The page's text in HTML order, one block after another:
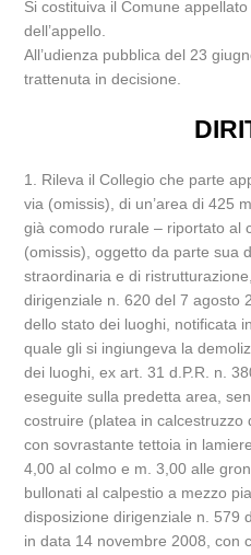
Si costituiva il Comune
dell’appello.
All’udienza pubblica del 23
trattenuta in decisione.
1. Rileva il Collegio che parte
via (omissis), di un’area di 425
già comodo rurale – riportato al
(omissis), oggetto da parte sua
straordinaria e di
dirigenziale n. 620 del 7 agosto
dello stato dei luoghi, notificata
quale gli si ingiungeva la
dei luoghi, ex art. 31 d.P.R. n.
eseguite sulla predetta area,
costruire (platea in
con sovrastante tettoia in
4,00 al colmo e m. 3,00 alle
bullonati al calpestio a mezzo
disposizione dirigenziale n. 579
in data 14 novembre 2008, con